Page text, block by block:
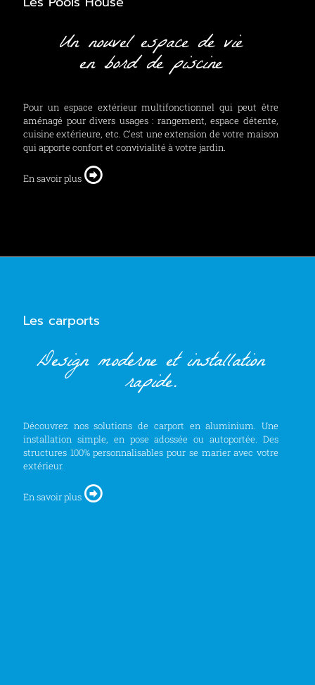
Un nouvel espace de vie
en bord de piscine
Pour un espace extérieur multifonctionnel qui peut être
aménagé pour divers usages : rangement, espace détente,
cuisine extérieure, etc. C'est une extension de votre maison
qui apporte confort et convivialité à votre jardin.
En savoir plus
Les carports
Design moderne et installation
rapide.
Découvrez nos solutions de carport en aluminium. Une
installation simple, en pose adossée ou autoportée. Des
structures 100% personnalisables pour se marier avec votre
extérieur.
En savoir plus